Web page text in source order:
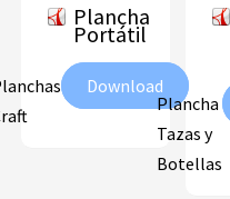
Plancha
Portátil
Download
Plancha
Tazas y
Botellas